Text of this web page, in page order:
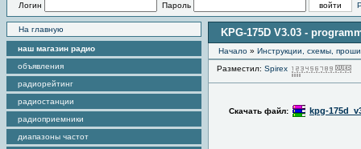
Логин Пароль
На главную
наш магазин радио
объявления
радиорейтинг
радиостанции
радиоприемники
диапазоны частот
KPG-175D V3.03 -
Начало » Инструкции, схемы,
Разместил: Spirex
Скачать файл: kpg-